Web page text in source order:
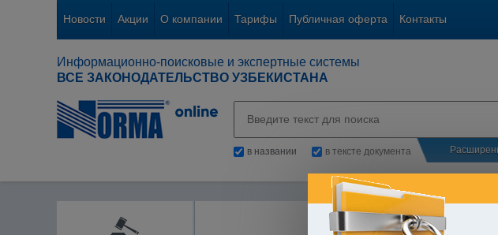
Новости Акции О компании Тарифы Публичная оферта Контакты
Информационно-поисковые и экспертные системы
ВСЕ ЗАКОНОДАТЕЛЬСТВО УЗБЕКИСТАНА
в названии в тексте документа